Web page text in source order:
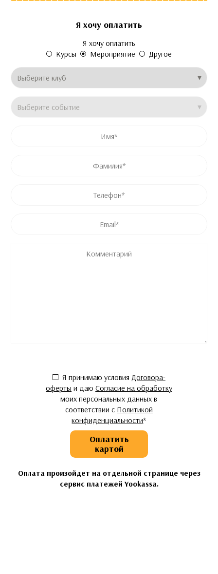
Я хочу оплатить
Я хочу оплатить
Курсы
Мероприятие
Другое
Название продукта
Согласие*
Я принимаю условия Договора-
оферты и даю Согласие на обработку
моих персональных данных в
соответствии с Политикой
конфиденциальности*
Оплатить
картой
Оплата произойдет на отдельной странице через
сервис платежей Yookassa.